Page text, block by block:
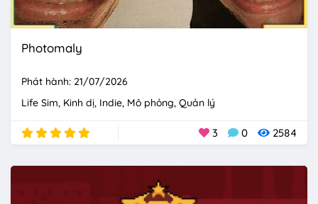
Photomaly
Phát hành: 21/07/2026
Life Sim Kinh dị Indie Mô phỏng Quản lý
3 0 2584